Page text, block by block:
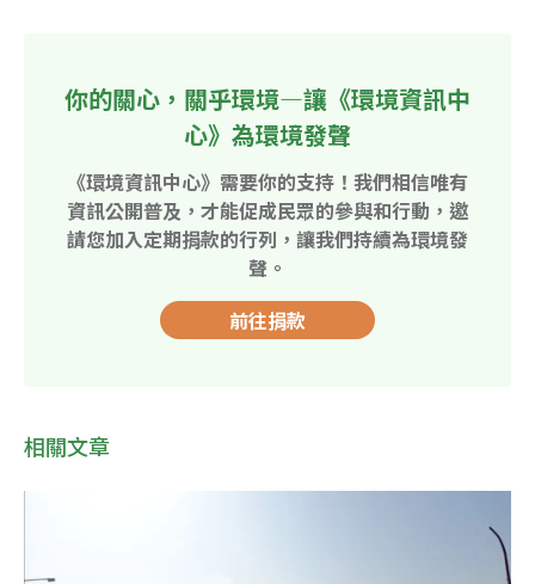
你的關心，關乎環境—讓《環境資訊中
心》為環境發聲
《環境資訊中心》需要你的支持！我們相信唯有
資訊公開普及，才能促成民眾的參與和行動，邀
請您加入定期捐款的行列，讓我們持續為環境發
聲。
前往捐款
相關文章